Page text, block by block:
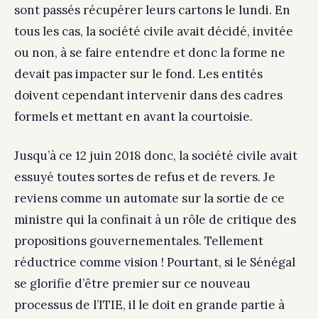
sont passés récupérer leurs cartons le lundi. En
tous les cas, la société civile avait décidé, invitée
ou non, à se faire entendre et donc la forme ne
devait pas impacter sur le fond. Les entités
doivent cependant intervenir dans des cadres
formels et mettant en avant la courtoisie.
Jusqu’à ce 12 juin 2018 donc, la société civile avait
essuyé toutes sortes de refus et de revers. Je
reviens comme un automate sur la sortie de ce
ministre qui la confinait à un rôle de critique des
propositions gouvernementales. Tellement
réductrice comme vision ! Pourtant, si le Sénégal
se glorifie d’être premier sur ce nouveau
processus de l’ITIE, il le doit en grande partie à